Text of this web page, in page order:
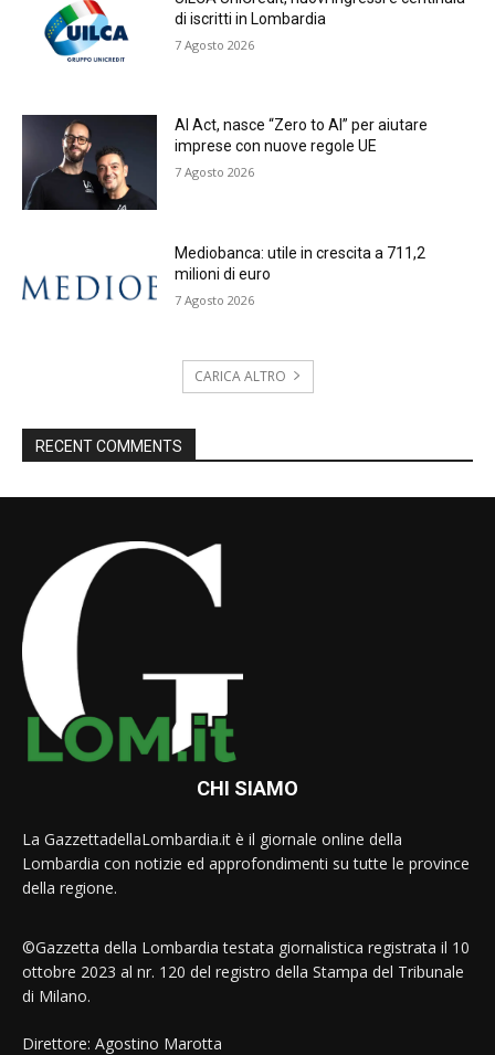
di iscritti in Lombardia
7 Agosto 2026
AI Act, nasce “Zero to AI” per aiutare
imprese con nuove regole UE
7 Agosto 2026
Mediobanca: utile in crescita a 711,2
milioni di euro
7 Agosto 2026
CARICA ALTRO
RECENT COMMENTS
CHI SIAMO
La GazzettadellaLombardia.it è il giornale online della
Lombardia con notizie ed approfondimenti su tutte le province
della regione.
©Gazzetta della Lombardia testata giornalistica registrata il 10
ottobre 2023 al nr. 120 del registro della Stampa del Tribunale
di Milano.
Direttore: Agostino Marotta